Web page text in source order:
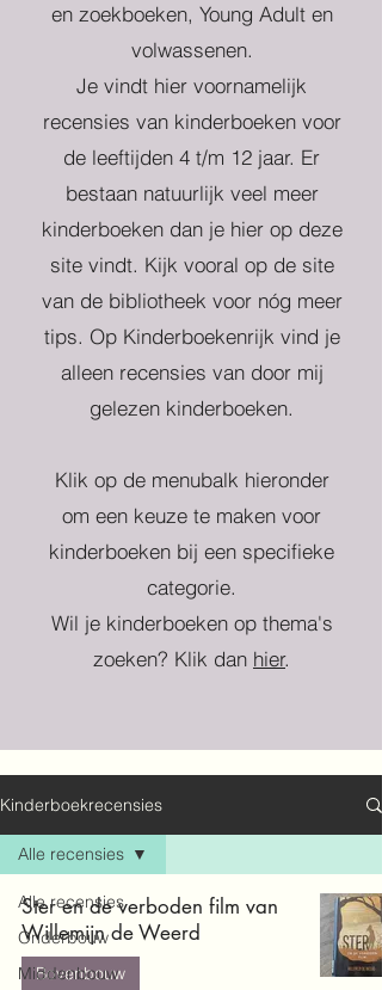
en zoekboeken, Young Adult en
volwassenen.
Je vindt hier voornamelijk
recensies van kinderboeken voor
de leeftijden 4 t/m 12 jaar. Er
bestaan natuurlijk veel meer
kinderboeken dan je hier op deze
site vindt. Kijk vooral op de site
van de bibliotheek voor nóg meer
tips. Op Kinderboekenrijk vind je
alleen recensies van door mij
gelezen kinderboeken.
Klik op de menubalk hieronder
om een keuze te maken voor
kinderboeken bij een specifieke
categorie.
Wil je kinderboeken op thema's
zoeken? Klik dan hier.
Kinderboekrecensies
Alle recensies
Onderbouw
Middenbouw
Alle recensies
Ster en de verboden film van
Willemijn de Weerd
Bovenbouw